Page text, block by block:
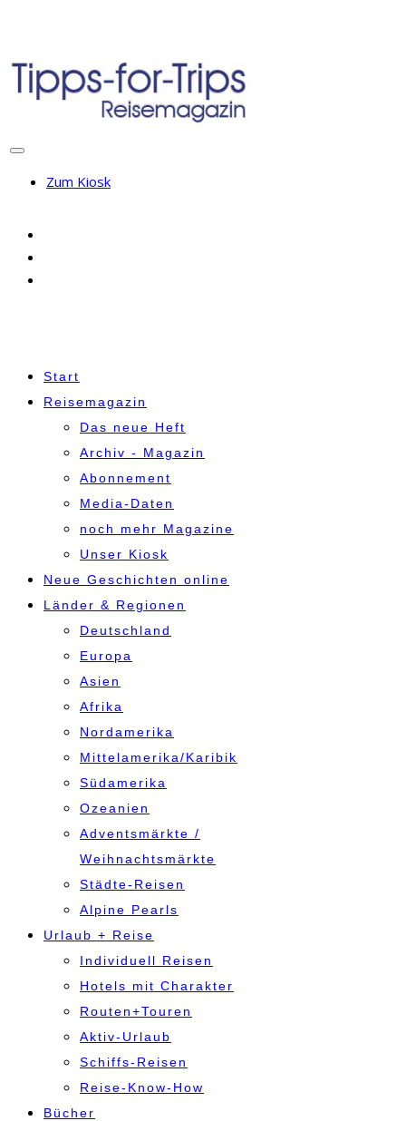
Zum Kiosk
Start
Reisemagazin
Das neue Heft
Archiv - Magazin
Abonnement
Media-Daten
noch mehr Magazine
Unser Kiosk
Neue Geschichten online
Länder & Regionen
Deutschland
Europa
Asien
Afrika
Nordamerika
Mittelamerika/Karibik
Südamerika
Ozeanien
Adventsmärkte /
Weihnachtsmärkte
Städte-Reisen
Alpine Pearls
Urlaub + Reise
Individuell Reisen
Hotels mit Charakter
Routen+Touren
Aktiv-Urlaub
Schiffs-Reisen
Reise-Know-How
Bücher